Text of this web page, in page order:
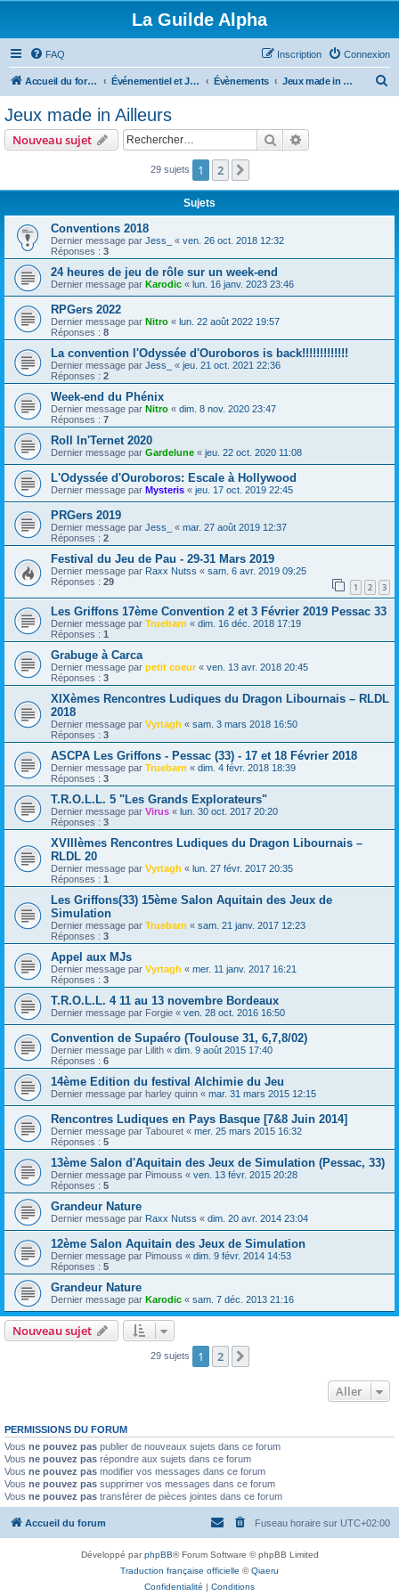
La Guilde Alpha
FAQ Connexion
Inscription
Accueil du forum Événementiel et Jeux de Société Évènements Jeux made in Ailleurs
Jeux made in Ailleurs
Nouveau sujet Rechercher
29 sujets 1 2
Sujets
Conventions 2018
Dernier message par Jess_ « ven. 26 oct. 2018 12:32
Réponses : 3
24 heures de jeu de rôle sur un week-end
Dernier message par Karodic « lun. 16 janv. 2023 23:46
RPGers 2022
Dernier message par Nitro « lun. 22 août 2022 19:57
Réponses : 8
La convention l'Odyssée d'Ouroboros is back!!!!!!!!!!!!!
Dernier message par Jess_ « jeu. 21 oct. 2021 22:36
Réponses : 2
Week-end du Phénix
Dernier message par Nitro « dim. 8 nov. 2020 23:47
Réponses : 7
Roll In'Ternet 2020
Dernier message par Gardelune « jeu. 22 oct. 2020 11:08
L'Odyssée d'Ouroboros: Escale à Hollywood
Dernier message par Mysteris « jeu. 17 oct. 2019 22:45
PRGers 2019
Dernier message par Jess_ « mar. 27 août 2019 12:37
Réponses : 2
Festival du Jeu de Pau - 29-31 Mars 2019
Dernier message par Raxx Nutss « sam. 6 avr. 2019 09:25
Réponses : 29 1 2 3
Les Griffons 17ème Convention 2 et 3 Février 2019 Pessac 33
Dernier message par Truebarn « dim. 16 déc. 2018 17:19
Réponses : 1
Grabuge à Carca
Dernier message par petit coeur« ven. 13 avr. 2018 20:45
Réponses : 3
XIXèmes Rencontres Ludiques du Dragon Libournais – RLDL
2018
Dernier message par Vyrtagh « sam. 3 mars 2018 16:50
Réponses : 3
ASCPA Les Griffons - Pessac (33) - 17 et 18 Février 2018
Dernier message par Truebarn « dim. 4 févr. 2018 18:39
Réponses : 3
T.R.O.L.L. 5 "Les Grands Explorateurs"
Dernier message par Virus « lun. 30 oct. 2017 20:20
Réponses : 3
XVIIIèmes Rencontres Ludiques du Dragon Libournais –
RLDL 20
Dernier message par Vyrtagh « lun. 27 févr. 2017 20:35
Réponses : 1
Les Griffons(33) 15ème Salon Aquitain des Jeux de
Simulation
Dernier message par Truebarn « sam. 21 janv. 2017 12:23
Réponses : 3
Appel aux MJs
Dernier message par Vyrtagh « mer. 11 janv. 2017 16:21
Réponses : 3
T.R.O.L.L. 4 11 au 13 novembre Bordeaux
Dernier message par Forgie « ven. 28 oct. 2016 16:50
Convention de Supaéro (Toulouse 31, 6,7,8/02)
Dernier message par Lilith « dim. 9 août 2015 17:40
Réponses : 6
14ème Edition du festival Alchimie du Jeu
Dernier message par harley quinn « mar. 31 mars 2015 12:15
Rencontres Ludiques en Pays Basque [7&8 Juin 2014]
Dernier message par Tabouret « mer. 25 mars 2015 16:32
Réponses : 5
13ème Salon d'Aquitain des Jeux de Simulation (Pessac, 33)
Dernier message par Pimouss « ven. 13 févr. 2015 20:28
Réponses : 5
Grandeur Nature
Dernier message par Raxx Nutss « dim. 20 avr. 2014 23:04
12ème Salon Aquitain des Jeux de Simulation
Dernier message par Pimouss « dim. 9 févr. 2014 14:53
Réponses : 5
Grandeur Nature
Dernier message par Karodic « sam. 7 déc. 2013 21:16
Nouveau sujet
29 sujets 1 2
Aller
PERMISSIONS DU FORUM
Vous ne pouvez pas publier de nouveaux sujets dans ce forum
Vous ne pouvez pas répondre aux sujets dans ce forum
Vous ne pouvez pas modifier vos messages dans ce forum
Vous ne pouvez pas supprimer vos messages dans ce forum
Vous ne pouvez pas transférer de pièces jointes dans ce forum
Accueil du forum Fuseau horaire sur UTC+02:00
Développé parphpBB® Forum Software © phpBB Limited
Traduction française officielle ©Qiaeru
Confidentialité | Conditions